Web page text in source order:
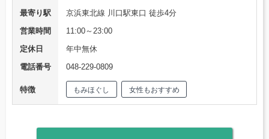
最寄り駅
京浜東北線 川口駅東口 徒歩4分
営業時間
11:00～23:00
定休日
年中無休
電話番号
048-229-0809
特徴 もみほぐし 女性もおすすめ